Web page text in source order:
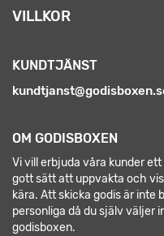
VILLKOR
KUNDTJÄNST
OM GODISBOXEN
Vi vill erbjuda våra kunder
gott sätt att uppvakta och
kära. Att skicka godis är inte
personliga då du själv väljer
godisboxen.